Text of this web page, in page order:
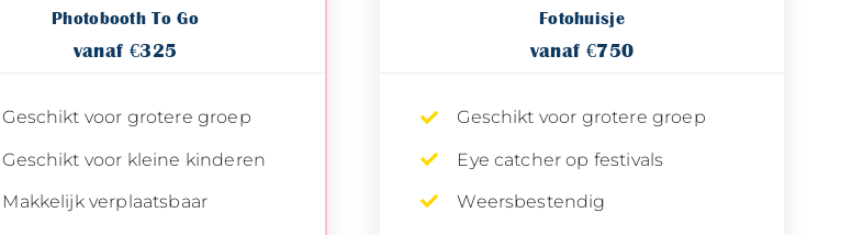
Photobooth To Go
vanaf €325
Geschikt voor grotere groep
Geschikt voor kleine kinderen
Makkelijk verplaatsbaar
Fotohuisje
vanaf €750
Geschikt voor grotere groep
Eye catcher op festivals
Weersbestendig